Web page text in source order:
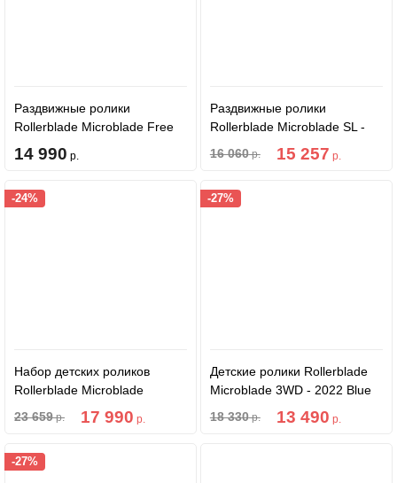
Раздвижные ролики
Rollerblade Microblade Free
3WD G - 2021 Cool
Grey/Candy Pink
14 990 р.
Раздвижные ролики
Rollerblade Microblade SL -
25 Black/Orange
16 060р. 15 257 р.
Набор детских роликов
Rollerblade Microblade
Combo - 2022 Midnight
Blue/Warm Orange
23 659р. 17 990 р.
-24%
Детские ролики Rollerblade
Microblade 3WD - 2022 Blue
18 330р. 13 490 р.
-27%
-27%